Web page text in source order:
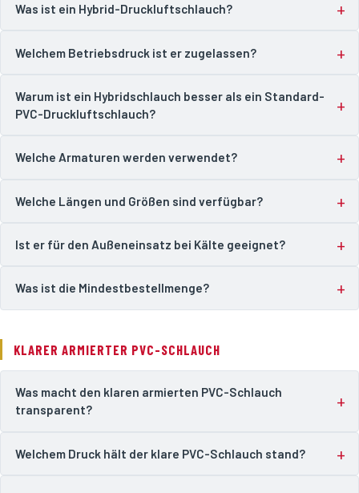
Was ist ein Hybrid-Druckluftschlauch?
Welchem Betriebsdruck ist er zugelassen?
Warum ist ein Hybridschlauch besser als ein Standard-
PVC-Druckluftschlauch?
Welche Armaturen werden verwendet?
Welche Längen und Größen sind verfügbar?
Ist er für den Außeneinsatz bei Kälte geeignet?
Was ist die Mindestbestellmenge?
KLARER ARMIERTER PVC-SCHLAUCH
Was macht den klaren armierten PVC-Schlauch
transparent?
Welchem Druck hält der klare PVC-Schlauch stand?